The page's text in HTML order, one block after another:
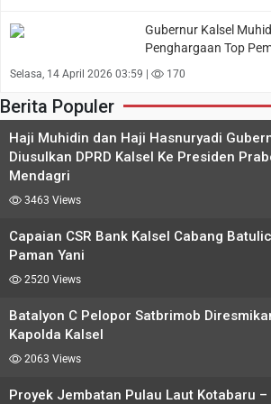
Gubernur Kalsel
Penghargaan Top
Selasa, 14 April 2026 03:59 | 170
Berita Populer
Haji Muhidin dan Haji Hasnuryadi
Diusulkan DPRD Kalsel Ke Presiden
Mendagri
3463 Views
Capaian CSR Bank Kalsel Cabang
Paman Yani
2520 Views
Batalyon C Pelopor Satbrimob
Kapolda Kalsel
2063 Views
Proyek Jembatan Pulau Laut Kotabaru